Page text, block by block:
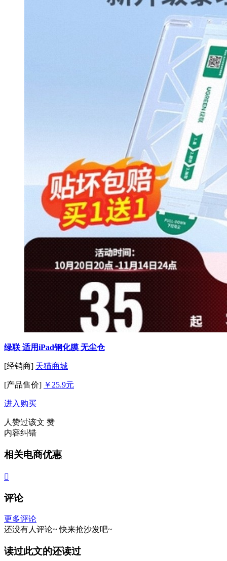
绿联 适用iPad钢化膜 无尘仓
[经销商] 天猫商城
[产品售价] ￥25.9元
进入购买
人赞过该文 赞
内容纠错
相关电商优惠

评论
更多评论
还没有人评论~ 快来抢沙发吧~
读过此文的还读过